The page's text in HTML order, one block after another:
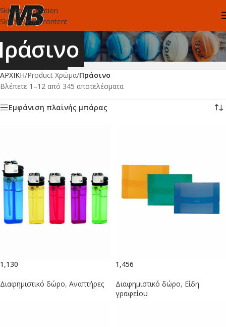
Skip to navigation
Skip to main content
ΑΡΧΙΚΗ/Product Χρώμα/Πράσινο
Βλέπετε 1–12 από 345 αποτελέσματα
Εμφάνιση πλαϊνής μπάρας
1,130
Διαφημιστικό δώρο, Αναπτήρες
1,456
Διαφημιστικό δώρο, Είδη
γραφείου